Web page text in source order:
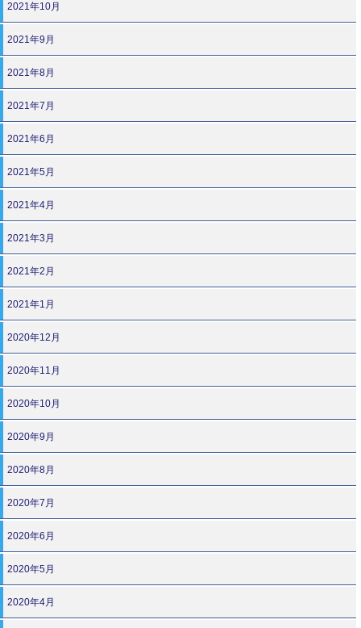
2021年10月
2021年9月
2021年8月
2021年7月
2021年6月
2021年5月
2021年4月
2021年3月
2021年2月
2021年1月
2020年12月
2020年11月
2020年10月
2020年9月
2020年8月
2020年7月
2020年6月
2020年5月
2020年4月